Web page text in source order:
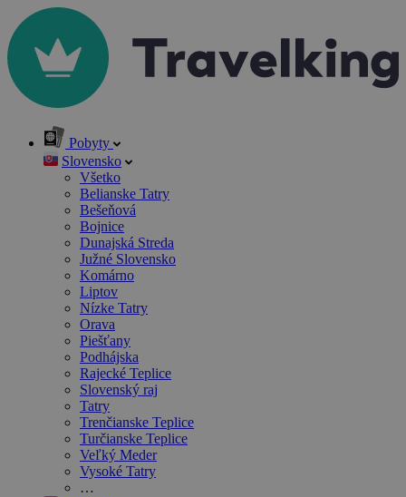
Pobyty
Slovensko
Všetko
Belianske Tatry
Bešeňová
Bojnice
Dunajská Streda
Južné Slovensko
Komárno
Liptov
Nízke Tatry
Orava
Piešťany
Podhájska
Rajecké Teplice
Slovenský raj
Tatry
Trenčianske Teplice
Turčianske Teplice
Veľký Meder
Vysoké Tatry
…